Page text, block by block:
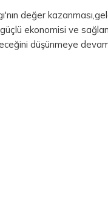
değer
ekonomisi ve
düşünmeye